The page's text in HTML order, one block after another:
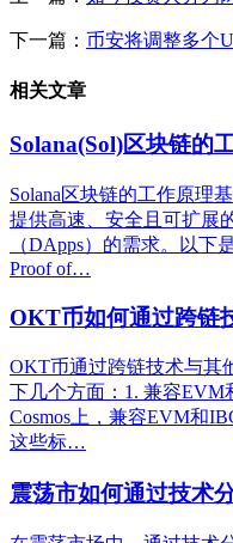
下一篇： 币安将调整多个
相关文章
Solana(Sol)区块链的
Solana区块链的工作原理
提供高速、安全且可扩展
（DApps）的需求。以下
Proof of…
OKT币如何通过跨链
OKT币通过跨链技术与其
下几个方面：1. 兼容EVM
Cosmos上，兼容EVM和
这些标…
震荡市如何通过技术